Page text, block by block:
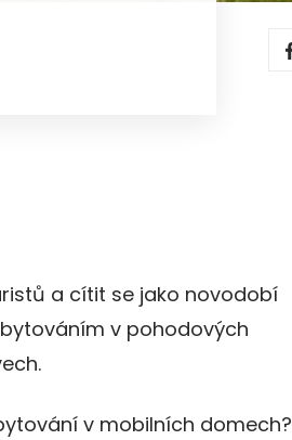
a cítit se jako novodobí
v pohodových
v mobilních domech?